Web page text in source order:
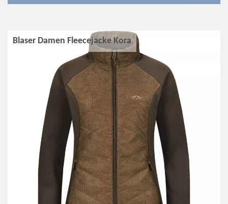
Blaser Damen Fleecejacke Kora